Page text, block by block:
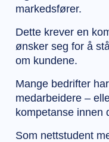
markedsfører.
Dette krever en
ønsker seg for å
om kundene.
Mange bedrifter
medarbeidere –
kompetanse innen
Som nettstudent